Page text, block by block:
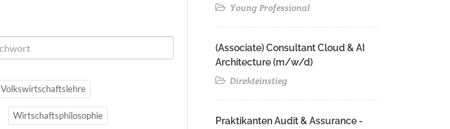
Volkswirtschaftslehre
Wirtschaftsphilosophie
Young Professional
(Associate) Consultant Cloud & AI
Architecture (m/w/d)​ ​
Direkteinstieg
Praktikanten Audit & Assurance -